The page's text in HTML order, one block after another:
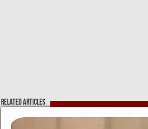
Related Articles